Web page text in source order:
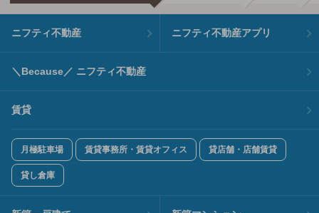
ニフティ不動産 ニフティ不動産アプリ
＼Because／ ニフティ不動産
賃貸
月極駐車場 賃貸事務所・賃貸オフィス 貸店舗・店舗賃貸
貸し倉庫